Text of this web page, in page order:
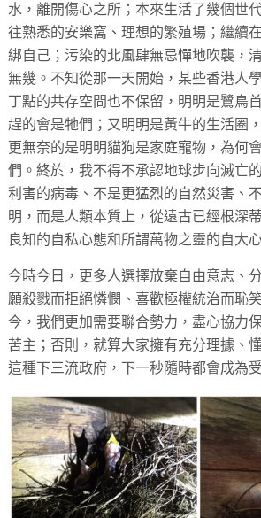
水，離開傷心之所；本來生活了幾個世
往熟悉的安樂窩、理想的繁殖場；繼續
綁自己；污染的北風肆無忌憚地吹襲，
無幾。不知從那一天開始，某些香港人
丁點的共存空間也不保留，明明是鷺鳥
趕的會是牠們；又明明是黃牛的生活圈
更無奈的是明明貓狗是家庭寵物，為何
們。終於，我不得不承認地球步向滅亡
利害的病毒、不是更猛烈的自然災害、
明，而是人類本質上，從遠古已經根深
良知的自私心態和所謂萬物之靈的自大
今時今日，更多人選擇放棄自由意志、
願殺戮而拒絕憐憫、喜歡極權統治而恥
今，我們更加需要聯合勢力，盡心協力
苦主；否則，就算大家擁有充分理據、
這種下三流政府，下一秒隨時都會成為